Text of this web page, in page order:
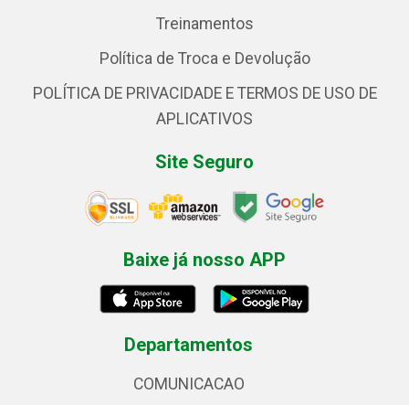
Treinamentos
Política de Troca e Devolução
POLÍTICA DE PRIVACIDADE E TERMOS DE USO DE
APLICATIVOS
Site Seguro
Baixe já nosso APP
Departamentos
COMUNICACAO